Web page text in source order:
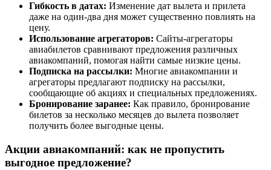
Гибкость в датах: Изменение дат вылета и прилета
даже на один-два дня может существенно повлиять на
цену.
Использование агрегаторов: Сайты-агрегаторы
авиабилетов сравнивают предложения различных
авиакомпаний, помогая найти самые низкие цены.
Подписка на рассылки: Многие авиакомпании и
агрегаторы предлагают подписку на рассылки,
сообщающие об акциях и специальных предложениях.
Бронирование заранее: Как правило, бронирование
билетов за несколько месяцев до вылета позволяет
получить более выгодные цены.
Акции авиакомпаний: как не пропустить
выгодное предложение?